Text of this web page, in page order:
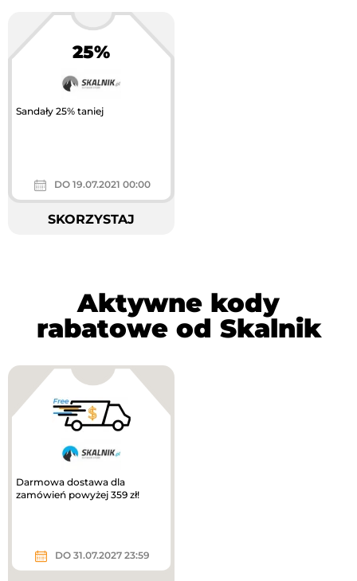
25%
Sandały 25% taniej
DO 19.07.2021 00:00
SKORZYSTAJ
Aktywne kody
rabatowe od Skalnik
Darmowa dostawa dla
zamówień powyżej 359 zł!
DO 31.07.2027 23:59